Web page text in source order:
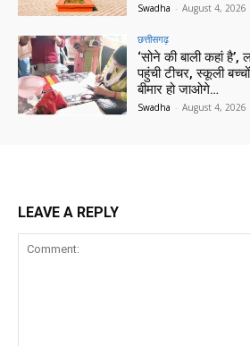
Swadha - August 4, 2026
छत्तीसगढ़
‘सोने की बाली कहां
पहुंची टीचर, स्कूली बच्चों
बीमार हो जाओगे…
Swadha - August 4, 2026
LEAVE A REPLY